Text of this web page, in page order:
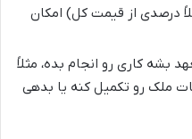
درصدی از قیمت کل) امکان
بشه کاری رو انجام بده، مثلاً
ملک رو تکمیل کنه یا بدهی